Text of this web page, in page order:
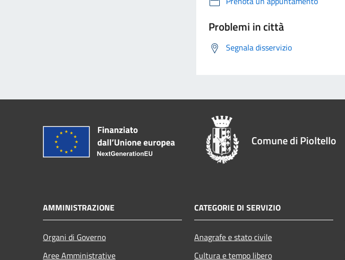
Problemi in città
Segnala disservizio
Comune di Pioltello
AMMINISTRAZIONE
Organi di Governo
Aree Amministrative
CATEGORIE DI SERVIZIO
Anagrafe e stato civile
Cultura e tempo libero